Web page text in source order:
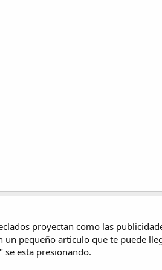
proyectan como las
pequeño articulo que te puede
se esta presionando.